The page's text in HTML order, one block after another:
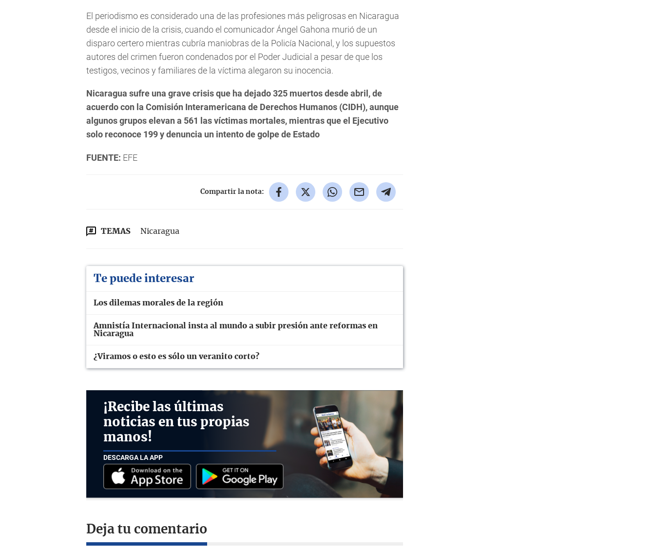
El periodismo es considerado una de las profesiones más peligrosas en Nicaragua
desde el inicio de la crisis, cuando el comunicador Ángel Gahona murió de un
disparo certero mientras cubría maniobras de la Policía Nacional, y los supuestos
autores del crimen fueron condenados por el Poder Judicial a pesar de que los
testigos, vecinos y familiares de la víctima alegaron su inocencia.
Nicaragua sufre una grave crisis que ha dejado 325 muertos desde abril, de
acuerdo con la Comisión Interamericana de Derechos Humanos (CIDH), aunque
algunos grupos elevan a 561 las víctimas mortales, mientras que el Ejecutivo
solo reconoce 199 y denuncia un intento de golpe de Estado
FUENTE: EFE
Compartir la nota:
TEMAS Nicaragua
Te puede interesar
Los dilemas morales de la región
Amnistía Internacional insta al mundo a subir presión ante reformas en
Nicaragua
¿Viramos o esto es sólo un veranito corto?
¡Recibe las últimas
noticias en tus propias
manos!
DESCARGA LA APP
Deja tu comentario